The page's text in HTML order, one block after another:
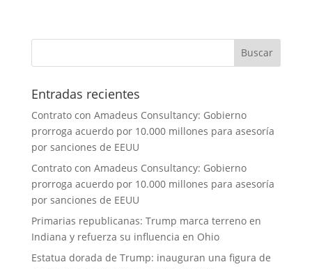
Entradas recientes
Contrato con Amadeus Consultancy: Gobierno
prorroga acuerdo por 10.000 millones para asesoría
por sanciones de EEUU
Contrato con Amadeus Consultancy: Gobierno
prorroga acuerdo por 10.000 millones para asesoría
por sanciones de EEUU
Primarias republicanas: Trump marca terreno en
Indiana y refuerza su influencia en Ohio
Estatua dorada de Trump: inauguran una figura de